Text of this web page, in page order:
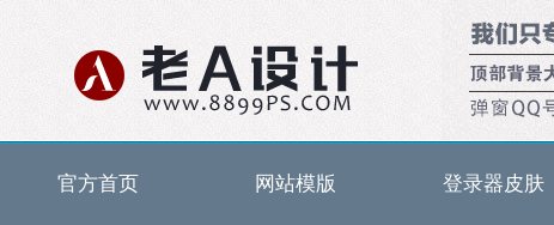
官方首页 网站模版 登录器皮肤